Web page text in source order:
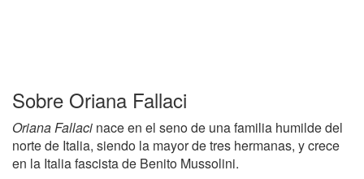
Sobre Oriana Fallaci
Oriana Fallaci nace en el seno de una familia humilde del
norte de Italia, siendo la mayor de tres hermanas, y crece
en la Italia fascista de Benito Mussolini.